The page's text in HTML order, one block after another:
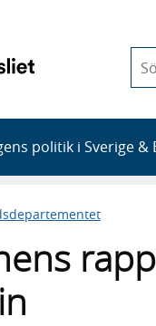
du
en
politik i Sverige &